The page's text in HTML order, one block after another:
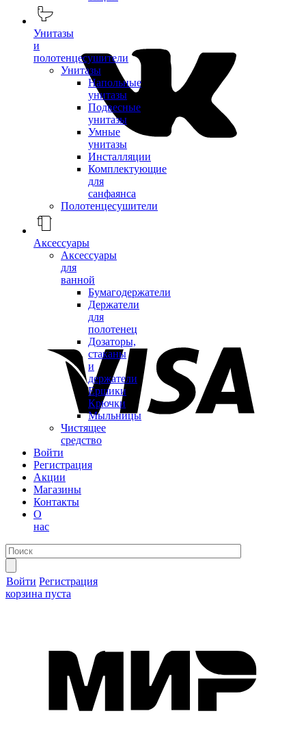
Унитазы
и
полотенцесушители
Унитазы
Напольные
унитазы
Подвесные
унитазы
Умные
унитазы
Инсталляции
Комплектующие
для
санфаянса
Полотенцесушители
Аксессуары
Аксессуары
для
ванной
Бумагодержатели
Держатели
для
полотенец
Дозаторы,
стаканы
и
держатели
Ершики
Крючки
Мыльницы
Чистящее
средство
Войти
Регистрация
Акции
Магазины
Контакты
О
нас
Войти Регистрация
корзина пуста